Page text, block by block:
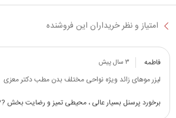
امتیاز و نظر خریداران این فروشنده
فاطمه ۳ سال پیش
لیزر موهای زائد ویژه نواحی مختلف بدن مطب دکتر معزی
برخورد پرسنل بسیار عالی ، محیطی تمیز و رضایت بخش